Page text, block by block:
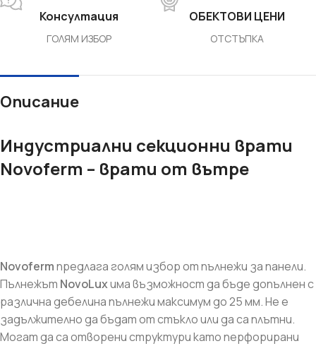
Консултация
ГОЛЯМ ИЗБОР
ОБЕКТОВИ ЦЕНИ
ОТСТЪПКА
Описание
Индустриални секционни врати
Novoferm – врати от вътре
Novofermпредлага голям избор от пълнежи за панели.
Пълнежът NovoLuxима възможност да бъде допълнен с
различна дебелина пълнежи максимум до 25 мм. Не е
задължително да бъдат от стъкло или да са плътни.
Могат да са отворени структури като перфорирани